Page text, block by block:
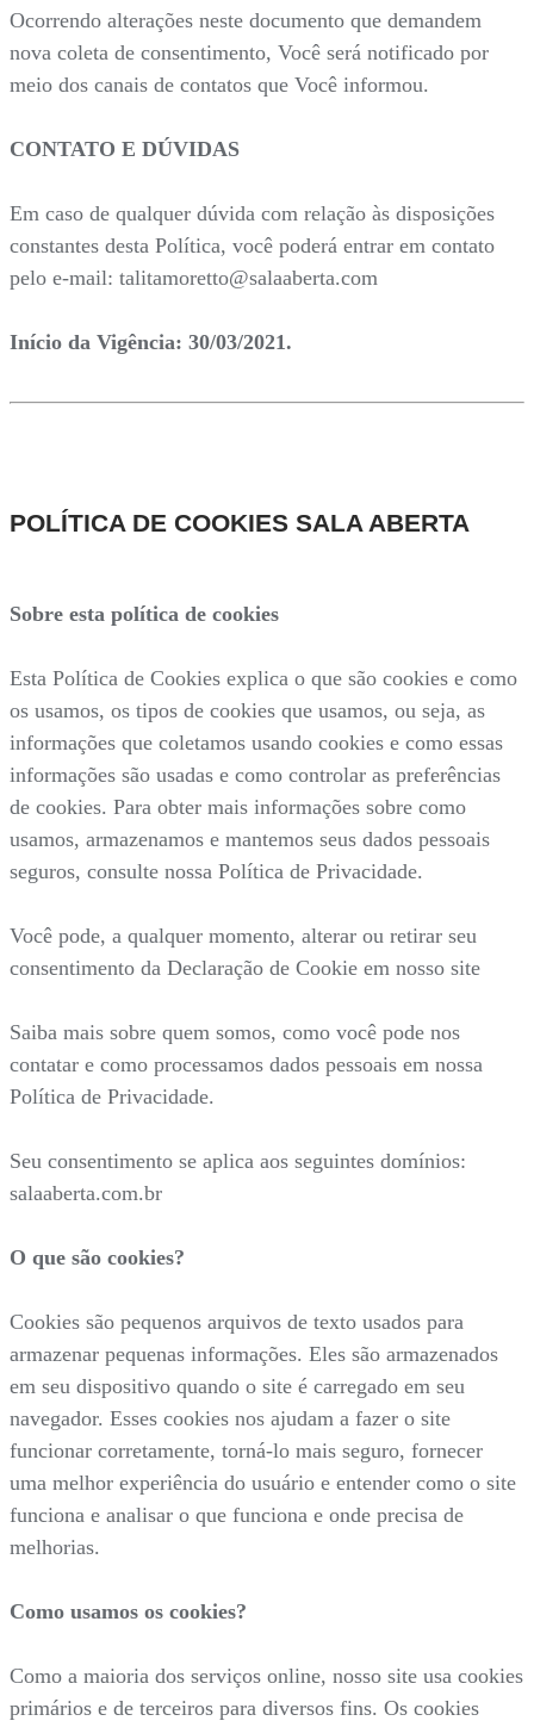
Ocorrendo alterações neste documento que demandem
nova coleta de consentimento, Você será notificado por
meio dos canais de contatos que Você informou.
CONTATO E DÚVIDAS
Em caso de qualquer dúvida com relação às disposições
constantes desta Política, você poderá entrar em contato
pelo e-mail: talitamoretto@salaaberta.com
Início da Vigência: 30/03/2021.
POLÍTICA DE COOKIES SALA ABERTA
Sobre esta política de cookies
Esta Política de Cookies explica o que são cookies e como
os usamos, os tipos de cookies que usamos, ou seja, as
informações que coletamos usando cookies e como essas
informações são usadas e como controlar as preferências
de cookies. Para obter mais informações sobre como
usamos, armazenamos e mantemos seus dados pessoais
seguros, consulte nossa Política de Privacidade.
Você pode, a qualquer momento, alterar ou retirar seu
consentimento da Declaração de Cookie em nosso site
Saiba mais sobre quem somos, como você pode nos
contatar e como processamos dados pessoais em nossa
Política de Privacidade.
Seu consentimento se aplica aos seguintes domínios:
salaaberta.com.br
O que são cookies?
Cookies são pequenos arquivos de texto usados para
armazenar pequenas informações. Eles são armazenados
em seu dispositivo quando o site é carregado em seu
navegador. Esses cookies nos ajudam a fazer o site
funcionar corretamente, torná-lo mais seguro, fornecer
uma melhor experiência do usuário e entender como o site
funciona e analisar o que funciona e onde precisa de
melhorias.
Como usamos os cookies?
Como a maioria dos serviços online, nosso site usa cookies
primários e de terceiros para diversos fins. Os cookies